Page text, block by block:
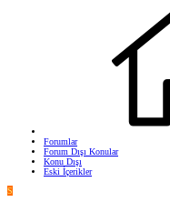
Forumlar
Forum Dışı Konular
Konu Dışı
Eski İçerikler
S